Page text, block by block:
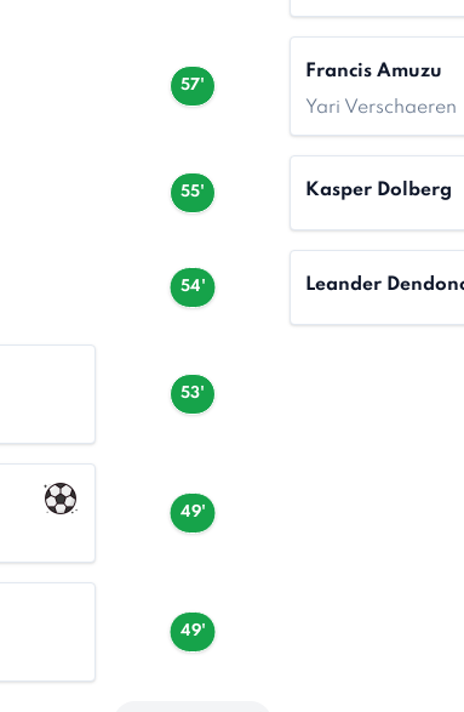
57'
Francis Amuzu
Yari Verschaeren
55' Kasper Dolberg
54' Leander
53'
49'
49'